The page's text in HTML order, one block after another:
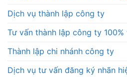
Dịch vụ thành lập công ty
Tư vấn thành lập công ty
Thành lập chi nhánh công ty
Dịch vụ tư vấn đăng ký nhãn